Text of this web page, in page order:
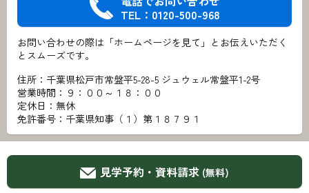
TEL：0120-500-968
お問い合わせの際は「ホームページを見て」とお伝えいただく
とスムーズです。
住所：千葉県松戸市常盤平5-28-5 ジュウェル常盤平1-2号
営業時間：９：００～１８：００
定休日：無休
免許番号：千葉県知事（１）第１８７９１
見学予約・資料請求 (無料)